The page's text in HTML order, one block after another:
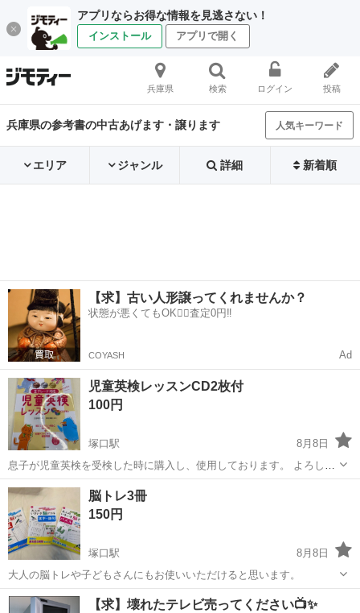
アプリならお得な情報を見逃さない！
インストール アプリで開く
兵庫県 検索 ログイン 投稿
兵庫県の参考書の中古あげます・譲ります 人気キーワード
エリア ジャンル 詳細 新着順
【求】古い人形譲ってくれませんか？
状態が悪くてもOK🙆‍♀️査定0円‼️
COYASH Ad
児童英検レッスンCD2枚付
100円
塚口駅
8月8日
息子が児童英検を受検した時に購入し、使用しております。 よろしか
ったらお使いください。
兵庫 尼崎市 塚口駅
脳トレ3冊
150円
塚口駅
8月8日
大人の脳トレや子どもさんにもお使いいただけると思います。
兵庫 尼崎市 塚口駅 参考書 大人
【求】壊れたテレビ売ってください📺✨